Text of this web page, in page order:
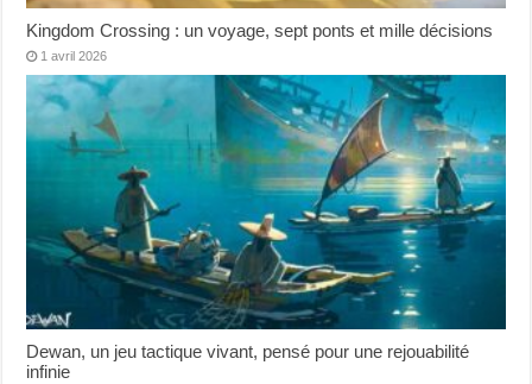
Kingdom Crossing : un voyage, sept ponts et mille décisions
1 avril 2026
Dewan, un jeu tactique vivant, pensé pour une rejouabilité
infinie